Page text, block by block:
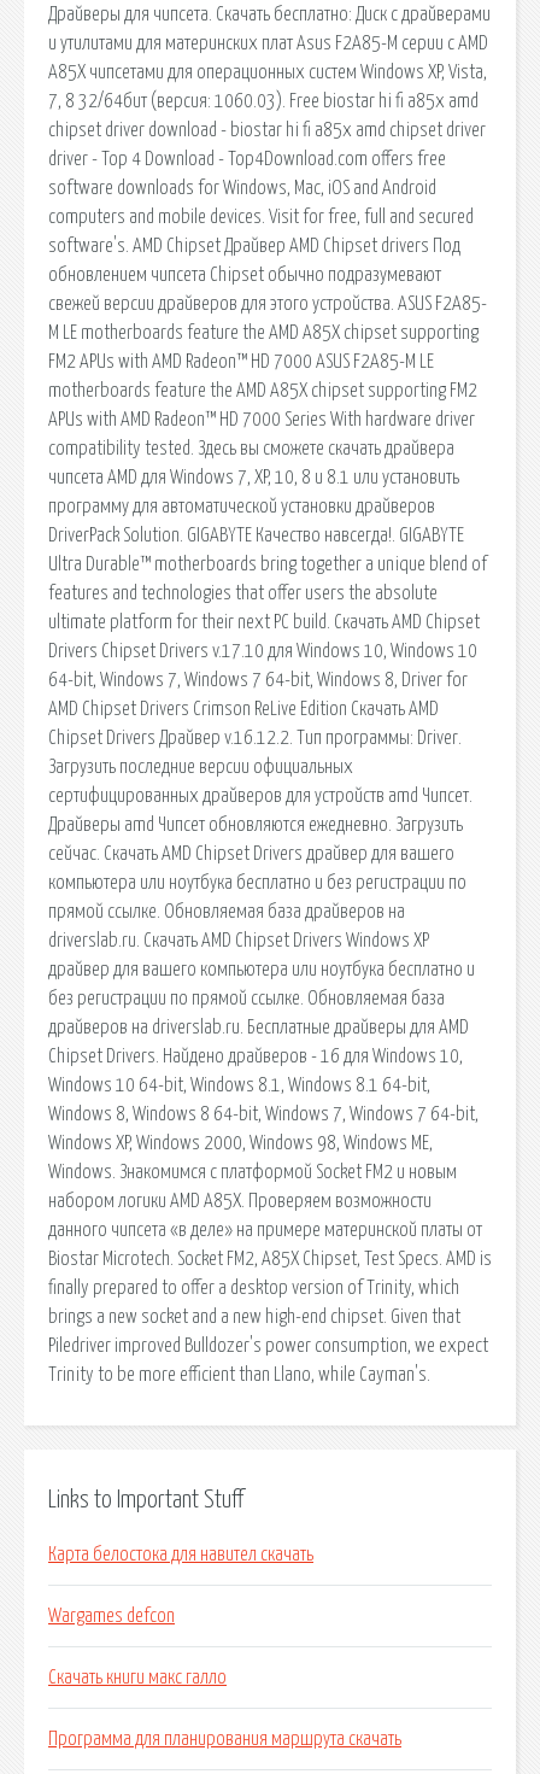
Драйверы для чипсета. Скачать бесплатно: Диск с драйверами
и утилитами для материнских плат Asus F2A85-M серии с AMD
A85X чипсетами для операционных систем Windows XP, Vista,
7, 8 32/64бит (версия: 1060.03). Free biostar hi fi a85x amd
chipset driver download - biostar hi fi a85x amd chipset driver
driver - Top 4 Download - Top4Download.com offers free
software downloads for Windows, Mac, iOS and Android
computers and mobile devices. Visit for free, full and secured
software's. AMD Chipset Драйвер AMD Chipset drivers Под
обновлением чипсета Chipset обычно подразумевают
свежей версии драйверов для этого устройства. ASUS F2A85-
M LE motherboards feature the AMD A85X chipset supporting
FM2 APUs with AMD Radeon™ HD 7000 ASUS F2A85-M LE
motherboards feature the AMD A85X chipset supporting FM2
APUs with AMD Radeon™ HD 7000 Series With hardware driver
compatibility tested. Здесь вы сможете скачать драйвера
чипсета AMD для Windows 7, XP, 10, 8 и 8.1 или установить
программу для автоматической установки драйверов
DriverPack Solution. GIGABYTE Качество навсегда!. GIGABYTE
Ultra Durable™ motherboards bring together a unique blend of
features and technologies that offer users the absolute
ultimate platform for their next PC build. Скачать AMD Chipset
Drivers Chipset Drivers v.17.10 для Windows 10, Windows 10
64-bit, Windows 7, Windows 7 64-bit, Windows 8, Driver for
AMD Chipset Drivers Crimson ReLive Edition Скачать AMD
Chipset Drivers Драйвер v.16.12.2. Тип программы: Driver.
Загрузить последние версии официальных
сертифицированных драйверов для устройств amd Чипсет.
Драйверы amd Чипсет обновляются ежедневно. Загрузить
сейчас. Скачать AMD Chipset Drivers драйвер для вашего
компьютера или ноутбука бесплатно и без регистрации по
прямой ссылке. Обновляемая база драйверов на
driverslab.ru. Скачать AMD Chipset Drivers Windows XP
драйвер для вашего компьютера или ноутбука бесплатно и
без регистрации по прямой ссылке. Обновляемая база
драйверов на driverslab.ru. Бесплатные драйверы для AMD
Chipset Drivers. Найдено драйверов - 16 для Windows 10,
Windows 10 64-bit, Windows 8.1, Windows 8.1 64-bit,
Windows 8, Windows 8 64-bit, Windows 7, Windows 7 64-bit,
Windows XP, Windows 2000, Windows 98, Windows ME,
Windows. Знакомимся с платформой Socket FM2 и новым
набором логики AMD A85X. Проверяем возможности
данного чипсета «в деле» на примере материнской платы от
Biostar Microtech. Socket FM2, A85X Chipset, Test Specs. AMD is
finally prepared to offer a desktop version of Trinity, which
brings a new socket and a new high-end chipset. Given that
Piledriver improved Bulldozer's power consumption, we expect
Trinity to be more efficient than Llano, while Cayman's.
Links to Important Stuff
Карта белостока для навител скачать
Wargames defcon
Скачать книги макс галло
Программа для планирования маршрута скачать